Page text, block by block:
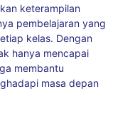
keterampilan
pembelajaran yang
kelas. Dengan
hanya mencapai
membantu
masa depan